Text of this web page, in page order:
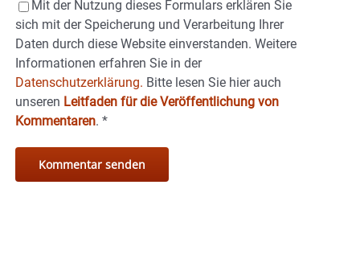
Mit der Nutzung dieses Formulars erklären Sie
sich mit der Speicherung und Verarbeitung Ihrer
Daten durch diese Website einverstanden. Weitere
Informationen erfahren Sie in der
Datenschutzerklärung. Bitte lesen Sie hier auch
unseren Leitfaden für die Veröffentlichung von
Kommentaren. *